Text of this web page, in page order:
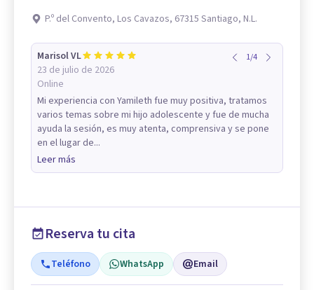
P.º del Convento, Los Cavazos, 67315 Santiago, N.L.
Marisol VL
23 de julio de 2026
Online
1/4
Mi experiencia con Yamileth fue muy positiva, tratamos
varios temas sobre mi hijo adolescente y fue de mucha
ayuda la sesión, es muy atenta, comprensiva y se pone
en el lugar de...
Leer más
Reserva tu cita
Teléfono WhatsApp Email